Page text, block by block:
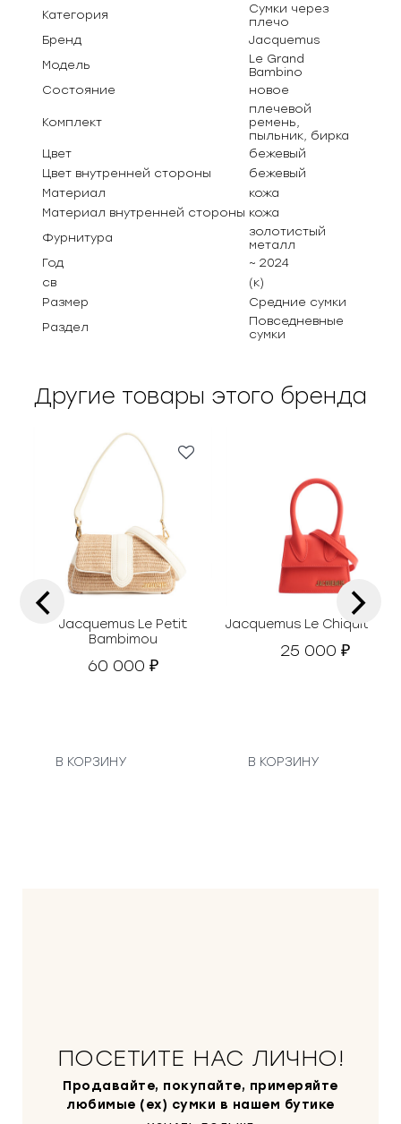
Категория
Сумки через
плечо
Бренд
Jacquemus
Модель
Le Grand
Bambino
Состояние
новое
Комплект
плечевой
ремень,
пыльник, бирка
Цвет
бежевый
Цвет внутренней стороны
бежевый
Материал
кожа
Материал внутренней стороны кожа
Фурнитура
золотистый
металл
Год
~ 2024
св
(к)
Размер
Средние сумки
Раздел
Повседневные
сумки
Другие товары этого бренда
Jacquemus Le Petit
Bambimou
60 000 ₽
В КОРЗИНУ
Jacquemus Le Chiquito
25 000₽
В КОРЗИНУ
‹ ›
ПОСЕТИТЕ НАС ЛИЧНО!
Продавайте, покупайте, примеряйте
любимые (ex) сумки в нашем бутике